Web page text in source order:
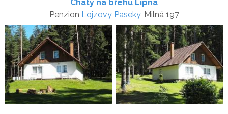
Chaty na břehu Lipna
Penzion Lojzovy Paseky, Milná 197